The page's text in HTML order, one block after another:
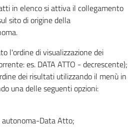
in elenco si attiva il collegamento
sito di origine della
l'ordine di visualizzazione dei
es. DATA ATTO - decrescente);
dei risultati utilizzando il menù in
una delle seguenti opzioni:
autonoma-Data Atto;